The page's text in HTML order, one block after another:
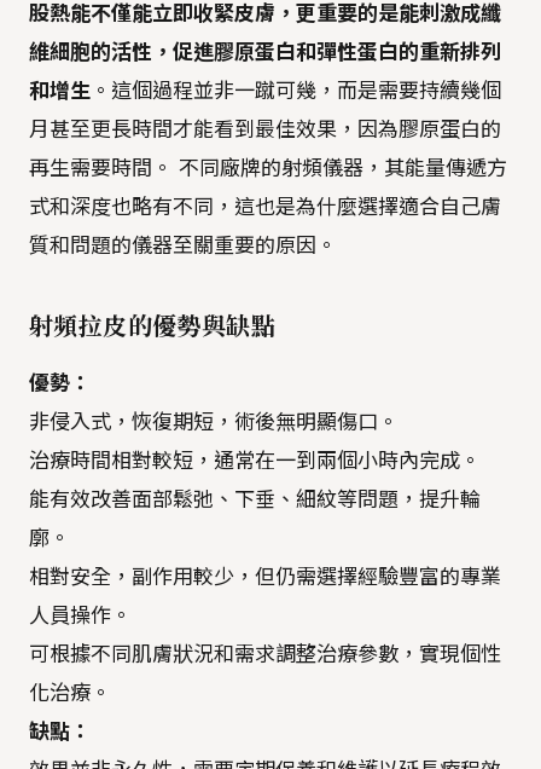
股熱能不僅能立即收緊皮膚，更重要的是能刺激成纖
維細胞的活性，促進膠原蛋白和彈性蛋白的重新排列
和增生 。這個過程並非一蹴可幾，而是需要持續幾個
月甚至更長時間才能看到最佳效果，因為膠原蛋白的
再生需要時間。 不同廠牌的射頻儀器，其能量傳遞方
式和深度也略有不同，這也是為什麼選擇適合自己膚
質和問題的儀器至關重要的原因。
射頻拉皮的優勢與缺點
優勢：
非侵入式，恢復期短，術後無明顯傷口。
治療時間相對較短，通常在一到兩個小時內完成。
能有效改善面部鬆弛、下垂、細紋等問題，提升輪
廓。
相對安全，副作用較少，但仍需選擇經驗豐富的專業
人員操作。
可根據不同肌膚狀況和需求調整治療參數，實現個性
化治療。
缺點：